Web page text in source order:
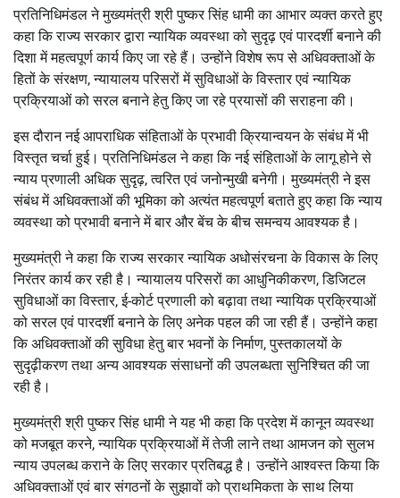
प्रतिनिधिमंडल ने मुख्यमंत्री श्री पुष्कर सिंह धामी का आभार व्यक्त करते हुए
कहा कि राज्य सरकार द्वारा न्यायिक व्यवस्था को सुदृढ़ एवं पारदर्शी बनाने की
दिशा में महत्वपूर्ण कार्य किए जा रहे हैं। उन्होंने विशेष रूप से अधिवक्ताओं के
हितों के संरक्षण, न्यायालय परिसरों में सुविधाओं के विस्तार एवं न्यायिक
प्रक्रियाओं को सरल बनाने हेतु किए जा रहे प्रयासों की सराहना की।
इस दौरान नई आपराधिक संहिताओं के प्रभावी क्रियान्वयन के संबंध में भी
विस्तृत चर्चा हुई। प्रतिनिधिमंडल ने कहा कि नई संहिताओं के लागू होने से
न्याय प्रणाली अधिक सुदृढ़, त्वरित एवं जनोन्मुखी बनेगी। मुख्यमंत्री ने इस
संबंध में अधिवक्ताओं की भूमिका को अत्यंत महत्वपूर्ण बताते हुए कहा कि न्याय
व्यवस्था को प्रभावी बनाने में बार और बेंच के बीच समन्वय आवश्यक है।
मुख्यमंत्री ने कहा कि राज्य सरकार न्यायिक अधोसंरचना के विकास के लिए
निरंतर कार्य कर रही है। न्यायालय परिसरों का आधुनिकीकरण, डिजिटल
सुविधाओं का विस्तार, ई-कोर्ट प्रणाली को बढ़ावा तथा न्यायिक प्रक्रियाओं
को सरल एवं पारदर्शी बनाने के लिए अनेक पहल की जा रही हैं। उन्होंने कहा
कि अधिवक्ताओं की सुविधा हेतु बार भवनों के निर्माण, पुस्तकालयों के
सुदृढ़ीकरण तथा अन्य आवश्यक संसाधनों की उपलब्धता सुनिश्चित की जा
रही है।
मुख्यमंत्री श्री पुष्कर सिंह धामी ने यह भी कहा कि प्रदेश में कानून व्यवस्था
को मजबूत करने, न्यायिक प्रक्रियाओं में तेजी लाने तथा आमजन को सुलभ
न्याय उपलब्ध कराने के लिए सरकार प्रतिबद्ध है। उन्होंने आश्वस्त किया कि
अधिवक्ताओं एवं बार संगठनों के सुझावों को प्राथमिकता के साथ लिया